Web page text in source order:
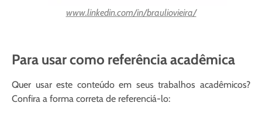
www.linkedin.com/in/brauliovieira/
Para usar como referência acadêmica
Quer usar este conteúdo em seus trabalhos acadêmicos?
Confira a forma correta de referenciá-lo: